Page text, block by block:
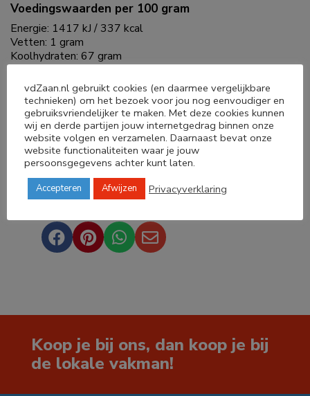
Voedingswaarden per 100 gram
Energie: 1417 kJ / 337 kcal
Vetten: 1 gram
Koolhydraten: 67 gram
Eiwit: 14 gram
Zout: 0,5 gram
Deel dit product
   
Koop je bij ons, dan koop je bij
de lokale vakman!
vdZaan.nl gebruikt cookies (en daarmee vergelijkbare
technieken) om het bezoek voor jou nog eenvoudiger en
gebruiksvriendelijker te maken. Met deze cookies kunnen
wij en derde partijen jouw internetgedrag binnen onze
website volgen en verzamelen. Daarnaast bevat onze
website functionaliteiten waar je jouw
persoonsgegevens achter kunt laten.
Accepteren Afwijzen Privacyverklaring